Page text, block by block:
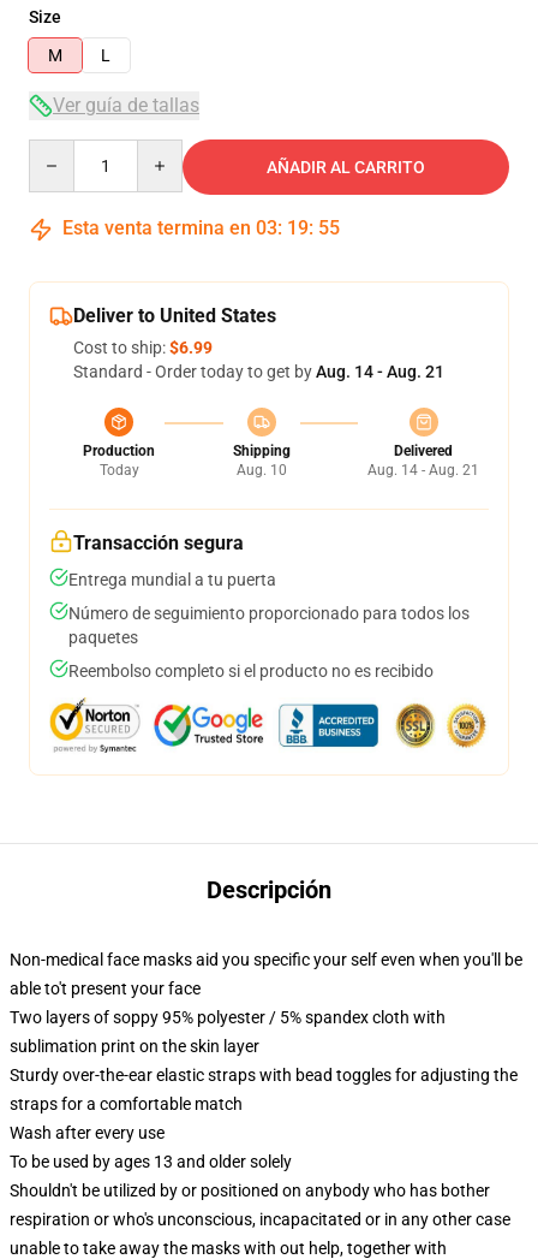
Size
M
L
Ver guía de tallas
AÑADIR AL CARRITO
Esta venta termina en 03: 19: 54
Deliver to United States
Cost to ship:$6.99
Standard - Order today to get byAug. 14 - Aug. 21
Production
Today
Shipping
Aug. 10
Delivered
Aug. 14 - Aug. 21
Transacción segura
Entrega mundial a tu puerta
Número de seguimiento proporcionado para todos los
paquetes
Reembolso completo si el producto no es recibido
Descripción
Non-medical face masks aid you specific your self even when you'll be
able to't present your face
Two layers of soppy 95% polyester / 5% spandex cloth with
sublimation print on the skin layer
Sturdy over-the-ear elastic straps with bead toggles for adjusting the
straps for a comfortable match
Wash after every use
To be used by ages 13 and older solely
Shouldn't be utilized by or positioned on anybody who has bother
respiration or who's unconscious, incapacitated or in any other case
unable to take away the masks with out help, together with